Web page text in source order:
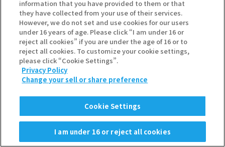
099-268-5854
沖縄県
マルヰ産業(株)
〒900-0002
沖縄県那覇市曙2-25-24
098-861-1661
information that you have provided to them or that
they have collected from your use of their services.
However, we do not set and use cookies for our users
under 16 years of age. Please click “I am under 16 or
reject all cookies” if you are under the age of 16 or to
reject all cookies. To customize your cookie settings,
please click “Cookie Settings”.
Privacy Policy
Change your sell or share preference
Cookie Settings
I am under 16 or reject all cookies